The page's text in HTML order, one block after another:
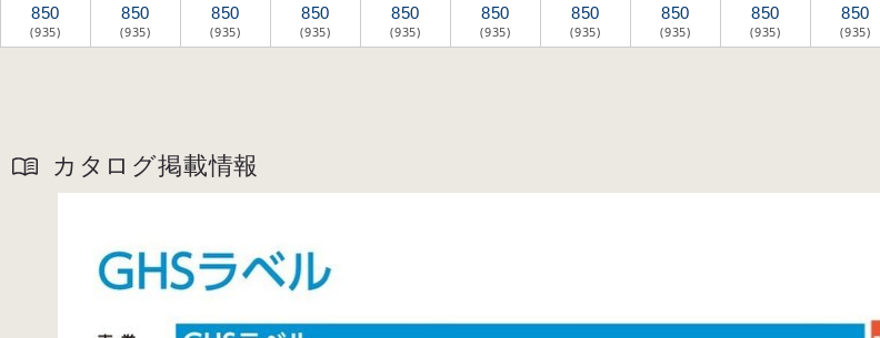
850
(935)
850
(935)
850
(935)
850
(935)
850
(935)
850
(935)
850
(935)
850
(935)
850
(935)
850
(935)
カタログ掲載情報